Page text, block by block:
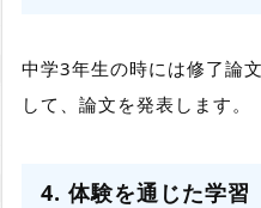
中学3年生の時には修了論
して、論文を発表します。
4. 体験を通じた学習